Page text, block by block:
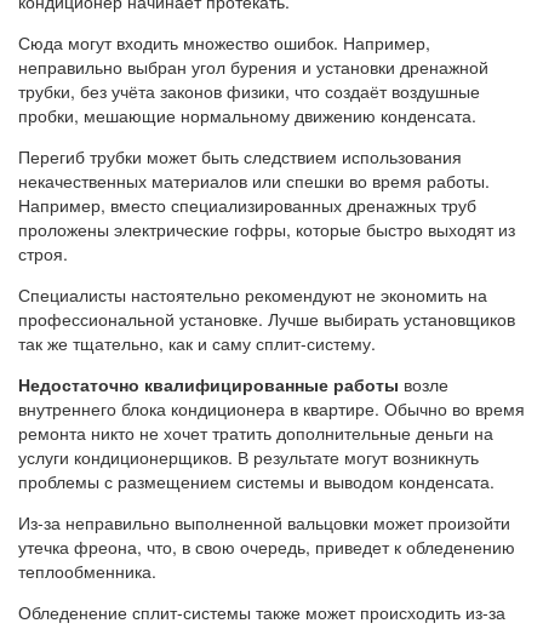
Сюда могут входить множество ошибок. Например,
неправильно выбран угол бурения и установки дренажной
трубки, без учёта законов физики, что создаёт воздушные
пробки, мешающие нормальному движению конденсата.
Перегиб трубки может быть следствием использования
некачественных материалов или спешки во время работы.
Например, вместо специализированных дренажных труб
проложены электрические гофры, которые быстро выходят из
строя.
Специалисты настоятельно рекомендуют не экономить на
профессиональной установке. Лучше выбирать установщиков
так же тщательно, как и саму сплит-систему.
Недостаточно квалифицированные работы возле
внутреннего блока кондиционера в квартире. Обычно во время
ремонта никто не хочет тратить дополнительные деньги на
услуги кондиционерщиков. В результате могут возникнуть
проблемы с размещением системы и выводом конденсата.
Из-за неправильно выполненной вальцовки может произойти
утечка фреона, что, в свою очередь, приведет к обледенению
теплообменника.
Обледенение сплит-системы также может происходить из-за